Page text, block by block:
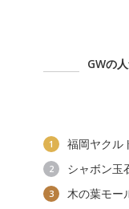
GWの
1 福岡ヤクル
2 シャボン玉
3 木の葉モー